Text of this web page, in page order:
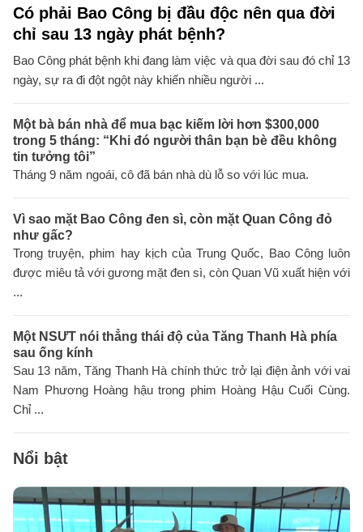
Có phải Bao Công bị đầu độc nên qua đời
chỉ sau 13 ngày phát bệnh?
Bao Công phát bệnh khi đang làm việc và qua đời sau đó chỉ 13
ngày, sự ra đi đột ngột này khiến nhiều người ...
Một bà bán nhà để mua bạc kiếm lời hơn $300,000
trong 5 tháng: “Khi đó người thân bạn bè đều không
tin tưởng tôi”
Tháng 9 năm ngoái, cô đã bán nhà dù lỗ so với lúc mua.
Vì sao mặt Bao Công đen sì, còn mặt Quan Công đỏ
như gấc?
Trong truyện, phim hay kịch của Trung Quốc, Bao Công luôn
được miêu tả với gương mặt đen sì, còn Quan Vũ xuất hiện với
...
Một NSƯT nói thẳng thái độ của Tăng Thanh Hà phía
sau ống kính
Sau 13 năm, Tăng Thanh Hà chính thức trở lại điện ảnh với vai
Nam Phương Hoàng hậu trong phim Hoàng Hậu Cuối Cùng.
Chỉ ...
Nổi bật